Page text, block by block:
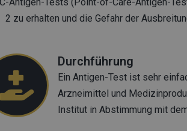
2 zu erhalten und die Gefahr der
Durchführung
Ein Antigen-Test ist sehr
Arzneimittel und
Institut in Abstimmung mit